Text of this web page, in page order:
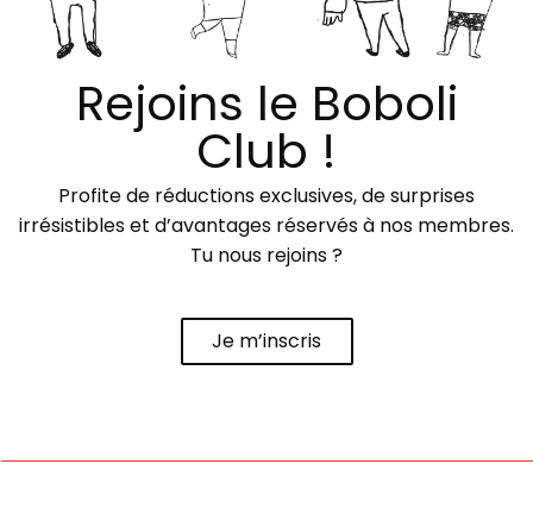
Rejoins le Boboli
Club !
Profite de réductions exclusives, de surprises
irrésistibles et d’avantages réservés à nos membres.
Tu nous rejoins ?
Je m’inscris